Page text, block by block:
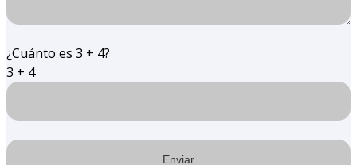
¿Cuánto es 3 + 4?
3 + 4